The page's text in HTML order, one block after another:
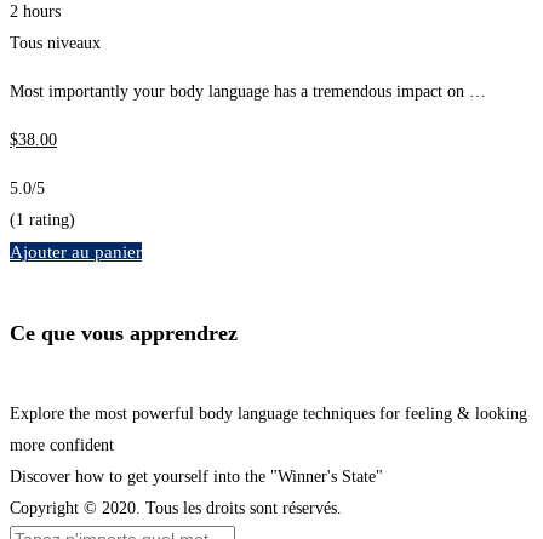
2 hours
Tous niveaux
Most importantly your body language has a tremendous impact on …
$38 .00
5.0/5
(1 rating)
Ajouter au panier
Ce que vous apprendrez
Explore the most powerful body language techniques for feeling & looking
more confident
Discover how to get yourself into the "Winner's State"
Copyright © 2020. Tous les droits sont réservés.